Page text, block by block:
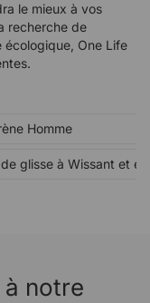
le mieux à vos
recherche de
écologique, One Life
Homme
glisse à Wissant et
notre